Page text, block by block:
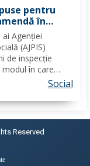
pentru
în
inspectorii
Agenției
(AJPIS)
de inspecție
în care
de calitate înSocial
Reserved